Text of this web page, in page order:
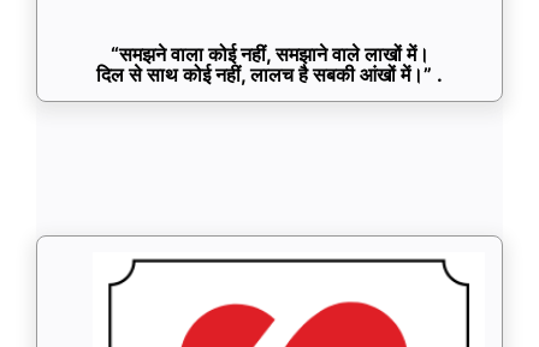
“समझने वाला कोई नहीं, समझाने वाले लाखों में।
दिल से साथ कोई नहीं, लालच है सबकी आंखों में।” .